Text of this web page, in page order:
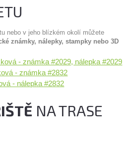
nebo v jeho blízkém okolí můžete
známky, nálepky, stampky nebo 3D
- známka #2029, nálepka #2029
- známka #2832
- nálepka #2832
NA TRASE